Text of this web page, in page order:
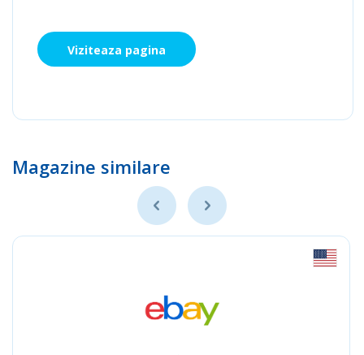
Viziteaza pagina
Magazine similare